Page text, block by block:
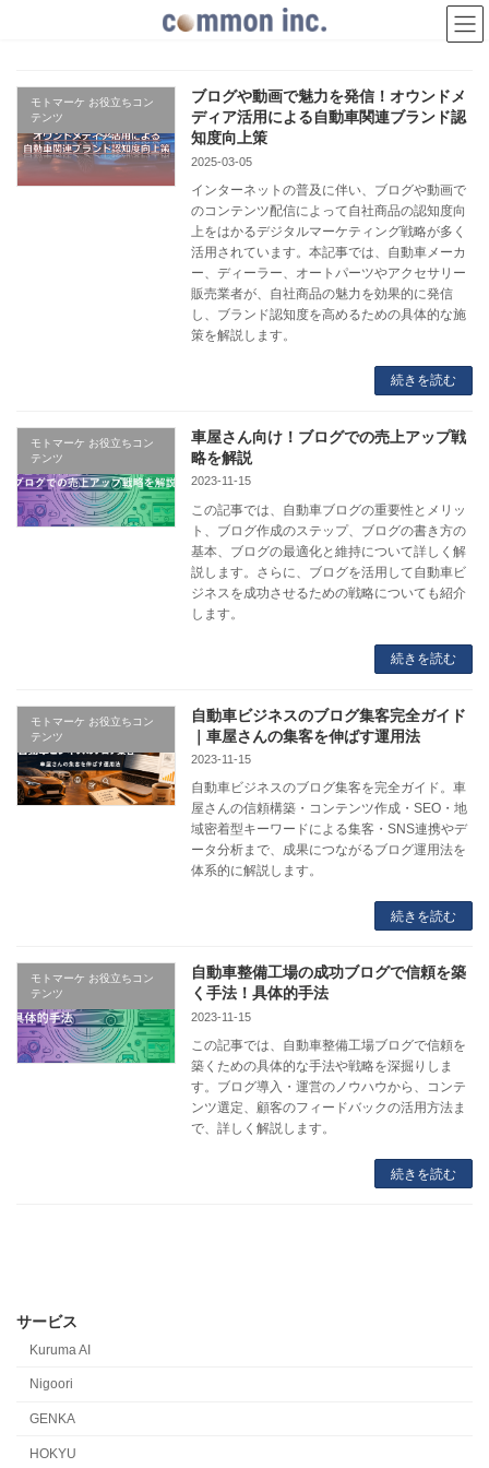
モトマーケ お役立ちコン
テンツ
ブログや動画で魅力を発信！オウンドメ
ディア活用による自動車関連ブランド認
知度向上策
2025-03-05
インターネットの普及に伴い、ブログや動画で
のコンテンツ配信によって自社商品の認知度向
上をはかるデジタルマーケティング戦略が多く
活用されています。本記事では、自動車メーカ
ー、ディーラー、オートパーツやアクセサリー
販売業者が、自社商品の魅力を効果的に発信
し、ブランド認知度を高めるための具体的な施
策を解説します。
続きを読む
モトマーケ お役立ちコン
テンツ
車屋さん向け！ブログでの売上アップ戦
略を解説
2023-11-15
この記事では、自動車ブログの重要性とメリッ
ト、ブログ作成のステップ、ブログの書き方の
基本、ブログの最適化と維持について詳しく解
説します。さらに、ブログを活用して自動車ビ
ジネスを成功させるための戦略についても紹介
します。
続きを読む
モトマーケ お役立ちコン
テンツ
自動車ビジネスのブログ集客完全ガイド
｜車屋さんの集客を伸ばす運用法
2023-11-15
自動車ビジネスのブログ集客を完全ガイド。車
屋さんの信頼構築・コンテンツ作成・SEO・地
域密着型キーワードによる集客・SNS連携やデ
ータ分析まで、成果につながるブログ運用法を
体系的に解説します。
続きを読む
モトマーケ お役立ちコン
テンツ
自動車整備工場の成功ブログで信頼を築
く手法！具体的手法
2023-11-15
この記事では、自動車整備工場ブログで信頼を
築くための具体的な手法や戦略を深掘りしま
す。ブログ導入・運営のノウハウから、コンテ
ンツ選定、顧客のフィードバックの活用方法ま
で、詳しく解説します。
続きを読む
サービス
Kuruma AI
Nigoori
GENKA
HOKYU